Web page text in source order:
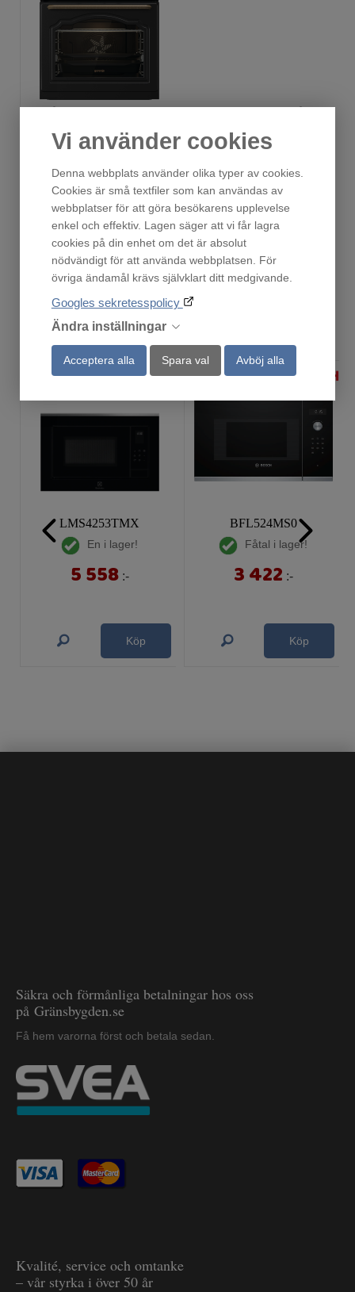
Vi använder cookies
Denna webbplats använder olika typer av cookies.
Cookies är små textfiler som kan användas av
webbplatser för att göra besökarens upplevelse
enkel och effektiv. Lagen säger att vi får lagra
cookies på din enhet om det är absolut
nödvändigt för att använda webbplatsen. För
övriga ändamål krävs självklart ditt medgivande.
Googles sekretesspolicy
Ändra inställningar
Acceptera alla Spara val Avböj alla
BOS67372CLB
Fåtal i lager!
9 833
Köp
Andra har också tittat på
LMS4253TMX
En i lager!
5 558 :-
Köp
BFL524MS0
Fåtal i lager!
3 422 :-
Köp
Säkra och förmånliga betalningar hos oss
på Gränsbygden.se
Få hem varorna först och betala sedan.
Kvalité, service och omtanke
– vår styrka i över 50 år